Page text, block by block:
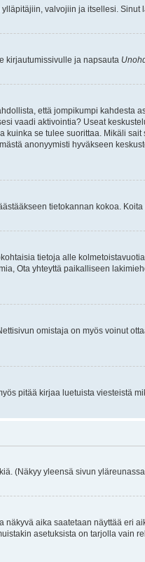
ylläpitäjiin, valvojiin ja itsellesi.
kirjautumissivulle ja napsauta
että jompikumpi kahdesta
vaadi aktivointia? Useat
se tulee suorittaa. Mikäli
anonyymisti hyväkseen
tietokannan kokoa.
tietoja alle
Ota yhteyttä paikalliseen
omistaja on myös voinut
pitää kirjaa luetuista viesteistä
(Näkyy yleensä sivun
aika saatetaan näyttää eri
asetuksista on tarjolla vain